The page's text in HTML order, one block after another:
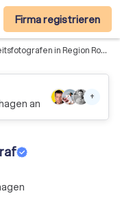
Firma registrieren
in Region Rostock
an
+